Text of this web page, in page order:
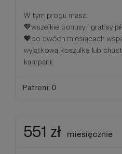
W tym progu masz:
🧡wszelkie bonusy i gratisy
🧡po dwóch miesiącach
wyjątkową koszulkę lub
kampanii.
Patroni: 0
551 zł miesięcznie